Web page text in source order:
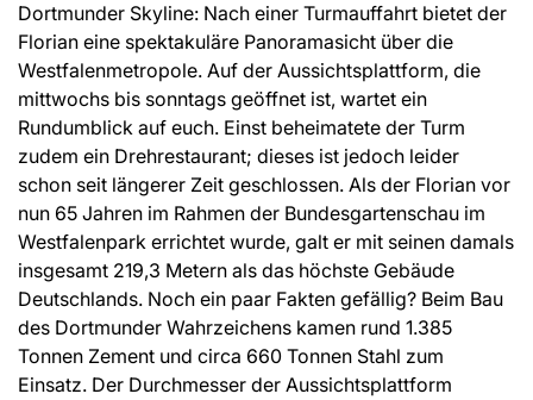
Dortmunder Skyline: Nach einer Turmauffahrt bietet der
Florian eine spektakuläre Panoramasicht über die
Westfalenmetropole. Auf der Aussichtsplattform, die
mittwochs bis sonntags geöffnet ist, wartet ein
Rundumblick auf euch. Einst beheimatete der Turm
zudem ein Drehrestaurant; dieses ist jedoch leider
schon seit längerer Zeit geschlossen. Als der Florian vor
nun 65 Jahren im Rahmen der Bundesgartenschau im
Westfalenpark errichtet wurde, galt er mit seinen damals
insgesamt 219,3 Metern als das höchste Gebäude
Deutschlands. Noch ein paar Fakten gefällig? Beim Bau
des Dortmunder Wahrzeichens kamen rund 1.385
Tonnen Zement und circa 660 Tonnen Stahl zum
Einsatz. Der Durchmesser der Aussichtsplattform